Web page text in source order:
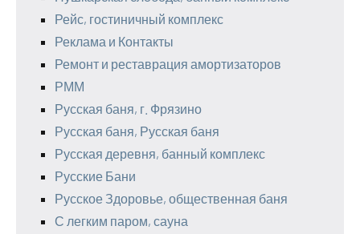
Рейс, гостиничный комплекс
Реклама и Контакты
Ремонт и реставрация амортизаторов
РММ
Русская баня, г. Фрязино
Русская баня, Русская баня
Русская деревня, банный комплекс
Русские Бани
Русское Здоровье, общественная баня
С легким паром, сауна